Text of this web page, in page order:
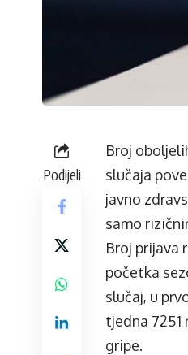
Podijeli
Broj
slučaja
javno
samo
Broj prijava
početka
slučaj, u
tjedna 7251
gripe.